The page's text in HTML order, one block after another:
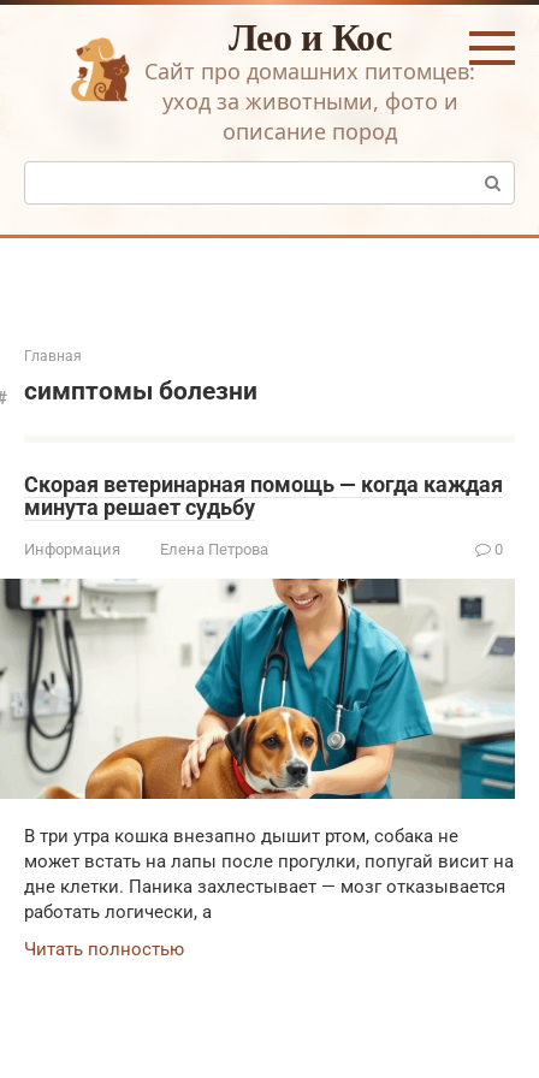
Перейти
Лео и Кос
Сайт про домашних питомцев:
уход за животными, фото и
описание пород
Поиск:
Главная
симптомы болезни
Скорая ветеринарная помощь — когда каждая
минута решает судьбу
Информация Елена Петрова 0
В три утра кошка внезапно дышит ртом, собака не
может встать на лапы после прогулки, попугай висит на
дне клетки. Паника захлестывает — мозг отказывается
работать логически, а
Читать полностью